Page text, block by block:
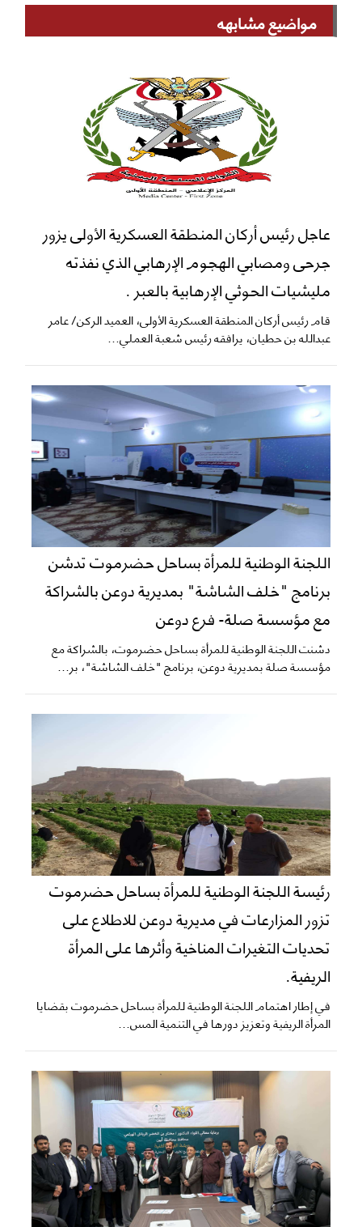
مواضيع مشابهه
عاجل رئيس أركان المنطقة العسكرية الأولى يزور
جرحى ومصابي الهجوم الإرهابي الذي نفذته
مليشيات الحوثي الإرهابية بالعبر .
قام رئيس أركان المنطقة العسكرية الأولى، العميد الركن/ عامر
عبدالله بن حطيان، يرافقه رئيس شعبة العملي...
اللجنة الوطنية للمرأة بساحل حضرموت تدشن
برنامج "خلف الشاشة" بمديرية دوعن بالشراكة
مع مؤسسة صلة- فرع دوعن
دشنت اللجنة الوطنية للمرأة بساحل حضرموت، بالشراكة مع
مؤسسة صلة بمديرية دوعن، برنامج "خلف الشاشة"، بر...
رئيسة اللجنة الوطنية للمرأة بساحل حضرموت
تزور المزارعات في مديرية دوعن للاطلاع على
تحديات التغيرات المناخية وأثرها على المرأة
الريفية.
في إطار اهتمام اللجنة الوطنية للمرأة بساحل حضرموت بقضايا
المرأة الريفية وتعزيز دورها في التنمية المس...